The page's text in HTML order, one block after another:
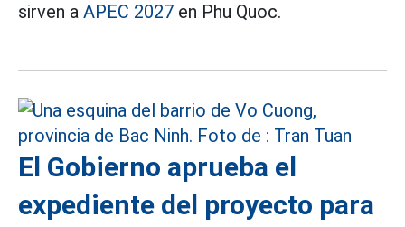
sirven a APEC 2027 en Phu Quoc.
El Gobierno aprueba el
expediente del proyecto para